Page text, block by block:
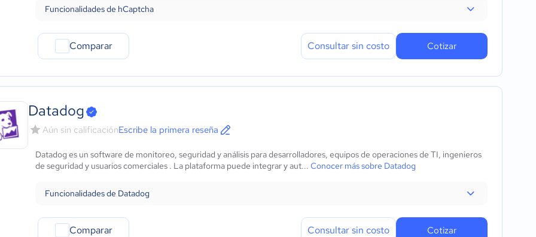
Funcionalidades de hCaptcha
Comparar Consultar sin costo Cotizar
Datadog
Aún sin calificaciónEscribe la primera reseña
Datadog es un software de monitoreo, seguridad y análisis para desarrolladores, equipos de operaciones de TI, ingenieros
de seguridad y usuarios comerciales . La plataforma puede integrar y aut... Conocer más sobre Datadog
Funcionalidades de Datadog
Comparar Consultar sin costo Cotizar